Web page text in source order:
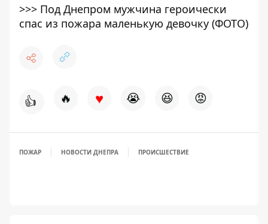
>>> Под Днепром мужчина героически
спас из пожара маленькую девочку (ФОТО)
👍 🔥 ♥ 😭 😆 😡
ПОЖАР НОВОСТИ ДНЕПРА ПРОИСШЕСТВИЕ